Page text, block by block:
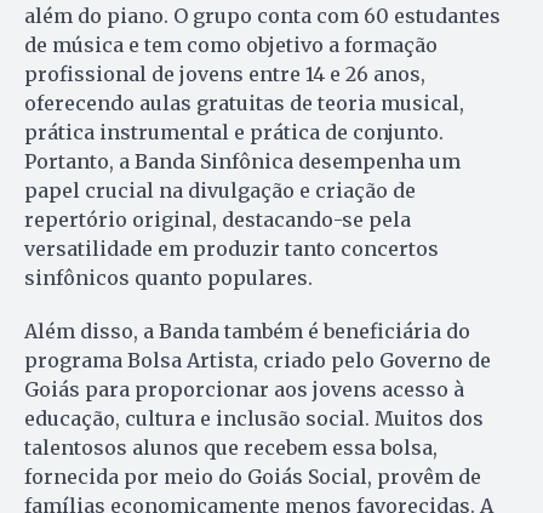
além do piano. O grupo conta com 60 estudantes
de música e tem como objetivo a formação
profissional de jovens entre 14 e 26 anos,
oferecendo aulas gratuitas de teoria musical,
prática instrumental e prática de conjunto.
Portanto, a Banda Sinfônica desempenha um
papel crucial na divulgação e criação de
repertório original, destacando-se pela
versatilidade em produzir tanto concertos
sinfônicos quanto populares.
Além disso, a Banda também é beneficiária do
programa Bolsa Artista, criado pelo Governo de
Goiás para proporcionar aos jovens acesso à
educação, cultura e inclusão social. Muitos dos
talentosos alunos que recebem essa bolsa,
fornecida por meio do Goiás Social, provêm de
famílias economicamente menos favorecidas. A